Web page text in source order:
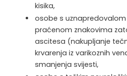
kisika,
osobe s
praćenom znakovima
ascitesa (nakupljanje
krvarenja iz varikoznih
smanjenja svijesti,